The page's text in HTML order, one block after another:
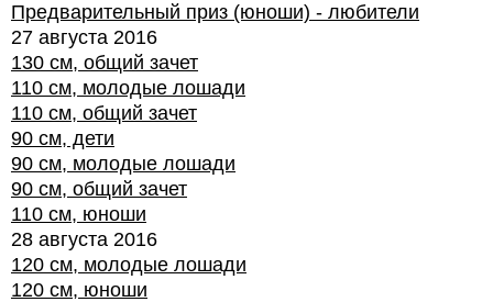
Предварительный приз (юноши) - любители
27 августа 2016
130 см, общий зачет
110 см, молодые лошади
110 см, общий зачет
90 см, дети
90 см, молодые лошади
90 см, общий зачет
110 см, юноши
28 августа 2016
120 см, молодые лошади
120 см, юноши